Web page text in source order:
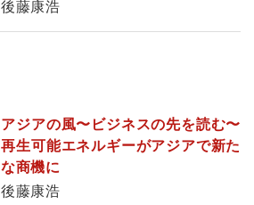
後藤康浩
アジアの風〜ビジネスの先を読む〜
再生可能エネルギーがアジアで新た
な商機に
後藤康浩